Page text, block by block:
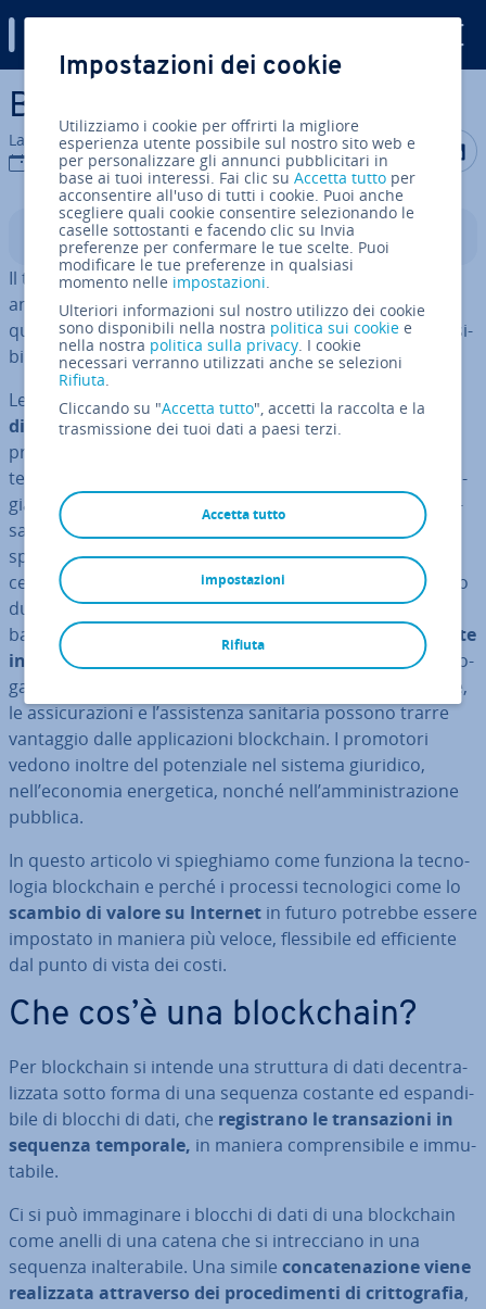
Vai al contenuto prin­ci­pa­le
Bloc­k­chain
La redazione di IONOS
19 gen 2022
Condividi
Indice
Il tema della “Bloc­k­chain” è molto di moda og­gi­gior­no
anche nel dibattito pubblico. Ma cosa si nasconde in
questa tec­no­lo­gia collegata alle crip­to­va­lu­te, le cui pos­si­
bi­li­tà vanno ben oltre iBitcoine simili?
Le bloc­k­chain servono per laverifica delle tran­sa­zio­ni
di dati. L’utilizzo della tec­no­lo­gia si estende a tutti i
processi nei quali i dati debbono essere resi sicuri, au­
ten­ti­ca­ti e suddivisi. Le ap­pli­ca­zio­ni basate sulla tec­no­lo­
gia bloc­k­chain non hanno bisogno di stanze di com­pen­
sa­zio­ne in­ter­me­dia­rie. Le ope­ra­zio­ni di pagamento, gli
spo­sta­men­ti di capitale, i contratti, le au­ten­ti­fi­ca­zio­ni, i
cer­ti­fi­ca­ti, i diritti d’autore, i brevetti e i register possono
dunque essere gestiti, almeno teo­ri­ca­men­te, senza
banche, notai, af­fi­da­ta­ri o isti­tu­zio­ni statali. Un
crescente
interesse nella tec­no­lo­gia bloc­k­chain
non è una pre­ro­
ga­ti­va del settore bancario: anche il campo im­mo­bi­lia­re,
le as­si­cu­ra­zio­ni e l’as­si­sten­za sanitaria possono trarre
vantaggio dalle ap­pli­ca­zio­ni bloc­k­chain. I promotori
vedono inoltre del po­ten­zia­le nel sistema giuridico,
nell’economia ener­ge­ti­ca, nonché nell’am­mi­ni­stra­zio­ne
pubblica.
In questo articolo vi spie­ghia­mo come funziona la tec­no­
lo­gia bloc­k­chain e perché i processi tec­no­lo­gi­ci come lo
scambio di valore su Internet in futuro potrebbe essere
impostato in maniera più veloce, fles­si­bi­le ed ef­fi­cien­te
dal punto di vista dei costi.
Che cos’è una bloc­k­chain?
Per bloc­k­chain si intende una struttura di dati de­cen­tra­
liz­za­ta sotto forma di una sequenza costante ed espan­di­
bi­le di blocchi di dati, che re­gi­stra­no le tran­sa­zio­ni in
sequenza temporale, in maniera com­pren­si­bi­le e im­mu­
ta­bi­le.
Ci si può im­ma­gi­na­re i blocchi di dati di una bloc­k­chain
come anelli di una catena che si in­trec­cia­no in una
sequenza inal­te­ra­bi­le. Una simile con­ca­te­na­zio­ne viene
rea­liz­za­ta at­tra­ver­so dei pro­ce­di­men­ti di crit­to­gra­fia,
Impostazioni dei cookie
Utilizziamo i cookie per offrirti la migliore
esperienza utente possibile sul nostro sito web e
per personalizzare gli annunci pubblicitari in
base ai tuoi interessi. Fai clic suAccetta tutto per
acconsentire all'uso di tutti i cookie. Puoi anche
scegliere quali cookie consentire selezionando le
caselle sottostanti e facendo clic su Invia
preferenze per confermare le tue scelte. Puoi
modificare le tue preferenze in qualsiasi
momento nelle impostazioni.
Ulteriori informazioni sul nostro utilizzo dei cookie
sono disponibili nella nostra politica sui cookie e
nella nostra politica sulla privacy. I cookie
necessari verranno utilizzati anche se selezioni
Rifiuta.
Cliccando su "Accetta tutto", accetti la raccolta e la
trasmissione dei tuoi dati a paesi terzi.
Accetta tutto
Rifiuta
impostazioni